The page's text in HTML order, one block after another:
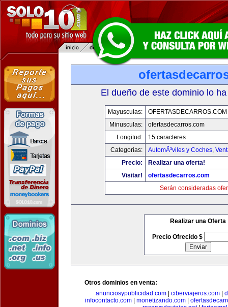
El dueño de este dominio lo
Mayusculas:
OFERTASDECARROS.COM
Minusculas:
ofertasdecarros.com
Longitud:
15 caracteres
Categorias:
AutomÃ³viles y Coches,
Precio:
Realizar una oferta!
Visitar!
ofertasdecarros.com
Serán consideradas
Realizar una Oferta
Precio Ofrecido $
Otros dominios en venta:
anunciosypublicidad.com| ciberviajeros.com|
infocontacto.com
monetizando.com